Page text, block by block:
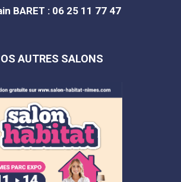
BARET : 06 25 11 77 47
AUTRES SALONS